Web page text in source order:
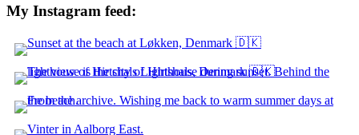
My Instagram feed: